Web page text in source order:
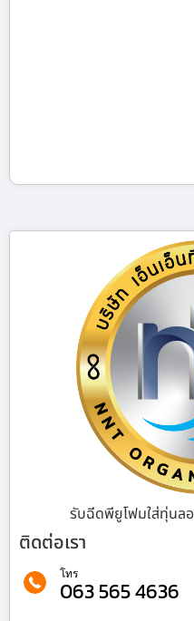
รับฉีดพียูโฟมใส่ทุ่นล
ติดต่อเรา
โทร
063 565 4636